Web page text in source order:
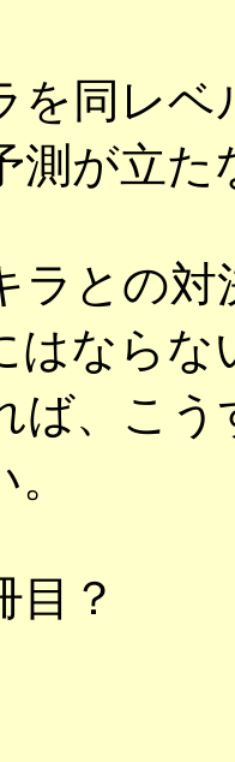
を同レ
測が立た
ラとの
はならな
ば、こ
目？